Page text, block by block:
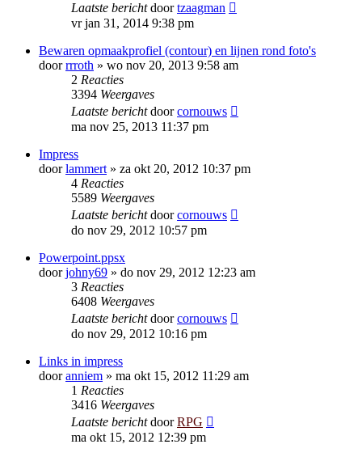
Laatste berichtdoortzaagman
vr jan 31, 2014 9:38 pm
Bewaren opmaakprofiel (contour) en lijnen rond foto's
doorrrroth » wo nov 20, 2013 9:58 am
2 Reacties
3394 Weergaves
Laatste berichtdoorcornouws
ma nov 25, 2013 11:37 pm
Impress
doorlammert » za okt 20, 2012 10:37 pm
4 Reacties
5589 Weergaves
Laatste berichtdoorcornouws
do nov 29, 2012 10:57 pm
Powerpoint.ppsx
doorjohny69 » do nov 29, 2012 12:23 am
3 Reacties
6408 Weergaves
Laatste berichtdoorcornouws
do nov 29, 2012 10:16 pm
Links in impress
dooranniem » ma okt 15, 2012 11:29 am
1 Reacties
3416 Weergaves
Laatste berichtdoorRPG
ma okt 15, 2012 12:39 pm